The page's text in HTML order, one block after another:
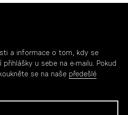
a informace o tom, kdy se
u sebe na e-mailu. Pokud
se na naše předešlé